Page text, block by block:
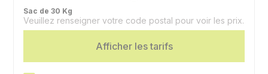
Sac de 30 Kg
Veuillez renseigner votre code postal pour voir les prix.
Afficher les tarifs